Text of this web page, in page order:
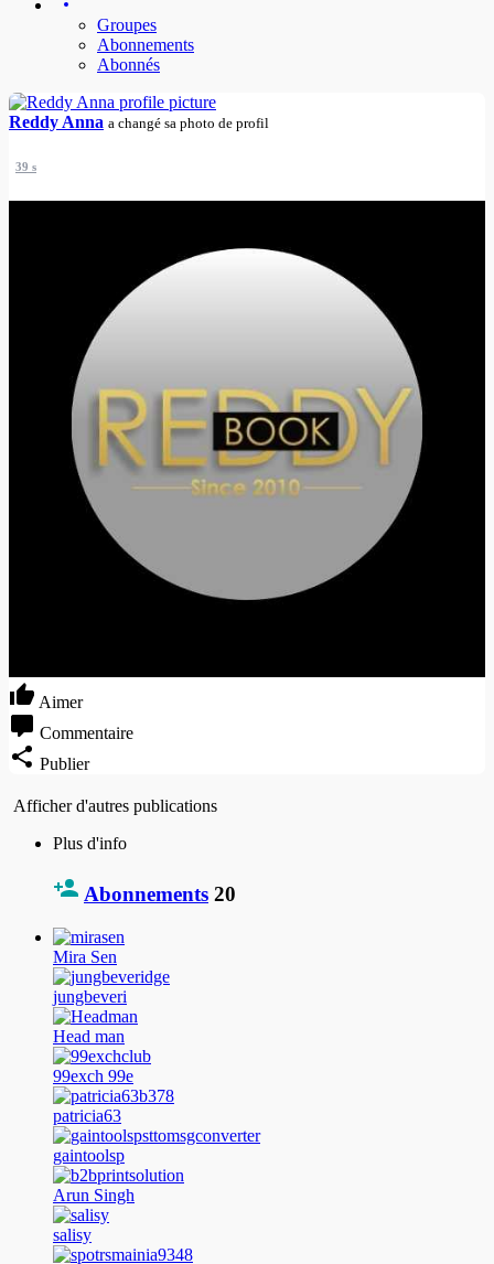
Groupes
Abonnements
Abonnés
Reddy Anna a changé sa photo de profil
39 s
Aimer
Commentaire
Publier
Afficher d'autres publications
Plus d'info
Abonnements 20
Mira Sen
jungbeveri
Head man
99exch 99e
patricia63
gaintoolsp
Arun Singh
salisy